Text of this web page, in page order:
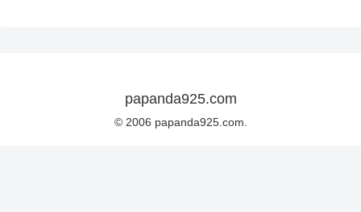
papanda925.com
© 2006 papanda925.com.